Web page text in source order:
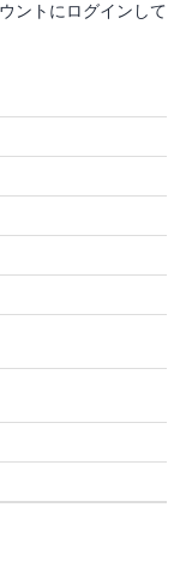
ントにログインして